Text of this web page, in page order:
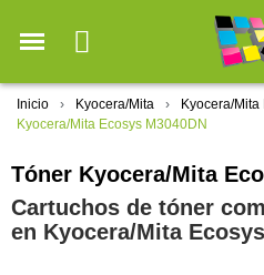
Inicio Kyocera/Mita
Kyocera/Mita
Kyocera/Mita Ecosys M3040DN
Tóner Kyocera/Mita
Cartuchos de tóner
en Kyocera/Mita